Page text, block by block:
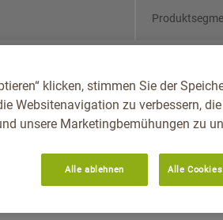
klicken, stimmen Sie der
Websitenavigation zu verbessern, die
unsere Marketingbemühungen zu
Alle ablehnen Alle